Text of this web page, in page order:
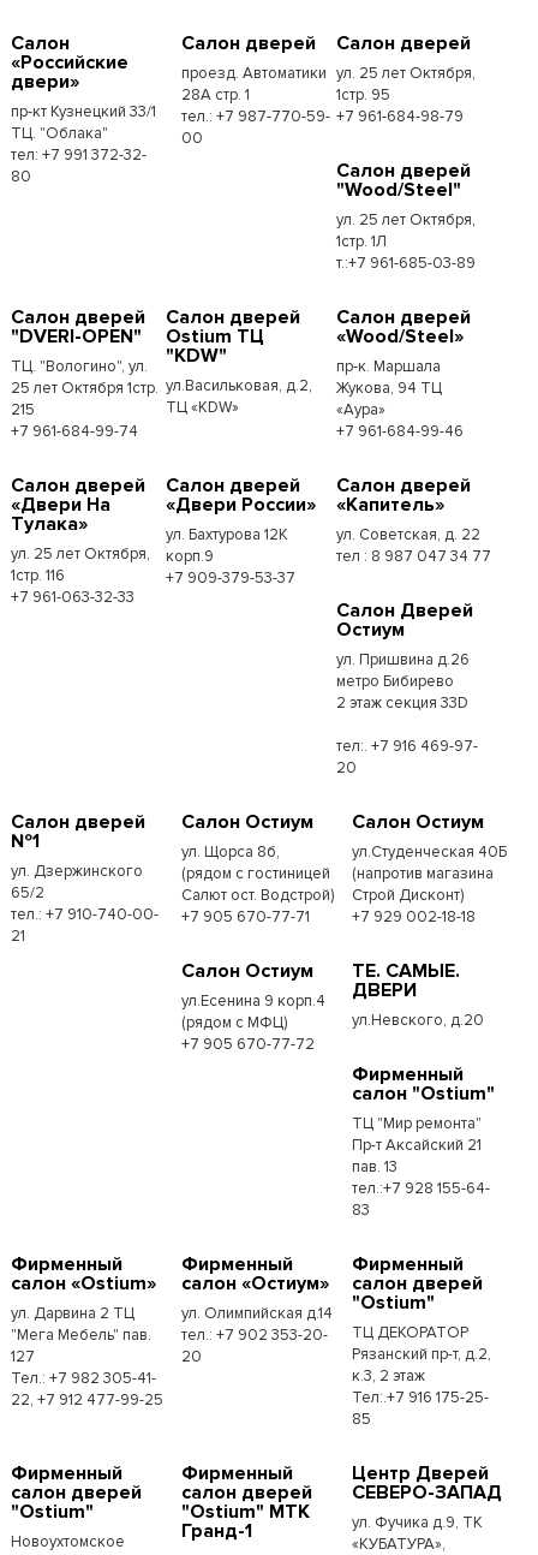
Салон
«Российские
двери»
пр-кт Кузнецкий 33/1
ТЦ. "Облака"
тел: +7 991 372-32-
80
Салон дверей
проезд. Автоматики
28А стр. 1
тел.: +7 987-770-59-
00
Салон дверей
ул. 25 лет Октября,
1стр. 95
+7 961-684-98-79
Салон дверей
"Wood/Steel"
ул. 25 лет Октября,
1стр. 1Л
т.:+7 961-685-03-89
Салон дверей
"DVERI-OPEN"
ТЦ. "Вологино", ул.
25 лет Октября 1стр.
215
+7 961-684-99-74
Салон дверей
Ostium ТЦ
"KDW"
ул.Васильковая, д.2,
ТЦ «KDW»
Салон дверей
«Wood/Steel»
пр-к. Маршала
Жукова, 94 ТЦ
«Аура»
+7 961-684-99-46
Салон дверей
«Двери На
Тулака»
ул. 25 лет Октября,
1стр. 116
+7 961-063-32-33
Салон дверей
«Двери России»
ул. Бахтурова 12К
корп.9
+7 909-379-53-37
Салон дверей
«Капитель»
ул. Советская, д. 22
тел : 8 987 047 34 77
Салон Дверей
Остиум
ул. Пришвина д.26
метро Бибирево
2 этаж секция 33D
тел:. +7 916 469-97-
20
Салон дверей
№1
ул. Дзержинского
65/2
тел.: +7 910-740-00-
21
Салон Остиум
ул. Щорса 8б,
(рядом с гостиницей
Салют ост. Водстрой)
+7 905 670-77-71
Салон Остиум
ул.Студенческая 40Б
(напротив магазина
Строй Дисконт)
+7 929 002-18-18
Салон Остиум
ул.Есенина 9 корп.4
(рядом с МФЦ)
+7 905 670-77-72
ТЕ. САМЫЕ.
ДВЕРИ
ул.Невского, д.20
Фирменный
салон "Ostium"
ТЦ "Мир ремонта"
Пр-т Аксайский 21
пав. 13
тел.:+7 928 155-64-
83
Фирменный
салон «Ostium»
ул. Дарвина 2 ТЦ
"Мега Мебель" пав.
127
Тел.: +7 982 305-41-
22, +7 912 477-99-25
Фирменный
салон «Остиум»
ул. Олимпийская д.14
тел.: +7 902 353-20-
20
Фирменный
салон дверей
"Ostium"
ТЦ ДЕКОРАТОР
Рязанский пр-т, д.2,
к.3, 2 этаж
Тел:.+7 916 175-25-
85
Фирменный
салон дверей
"Ostium"
Новоухтомское
Фирменный
салон дверей
"Ostium" МТК
Гранд-1
Центр Дверей
СЕВЕРО-ЗАПАД
ул. Фучика д.9, ТК
«КУБАТУРА»,